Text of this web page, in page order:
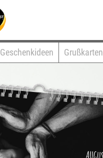
Geschenkideen Grußkarten